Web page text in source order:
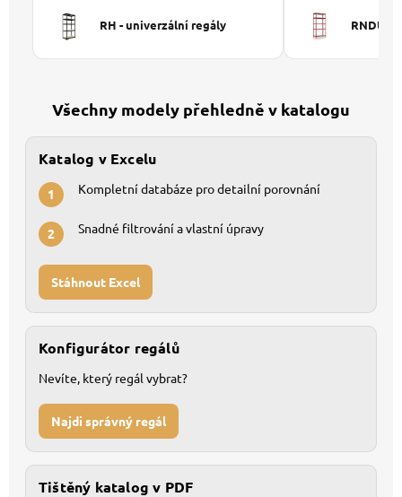
RH - univerzální regály RNDU-
Všechny modely přehledně v katalogu
Katalog v Excelu
1 Kompletní databáze pro detailní porovnání
2 Snadné filtrování a vlastní úpravy
Stáhnout Excel
Konfigurátor regálů
Nevíte, který regál vybrat?
Najdi správný regál
Tištěný katalog v PDF